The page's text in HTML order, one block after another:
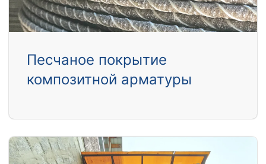
Песчаное покрытие
композитной арматуры